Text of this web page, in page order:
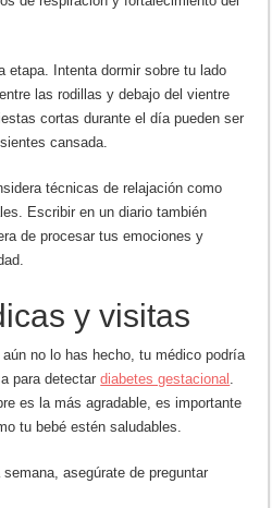
etapa. Intenta dormir sobre tu lado
las rodillas y debajo del vientre
cortas durante el día pueden ser
cansada.
técnicas de relajación como
Escribir en un diario también
de procesar tus emociones y
y visitas
no lo has hecho, tu médico podría
para detectardiabetes gestacional
es la más agradable, es importante
tu bebé estén saludables.
asegúrate de preguntar